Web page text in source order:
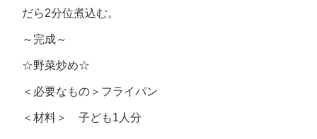
だら2分位煮込む。
～完成～
☆野菜炒め☆
＜必要なもの＞フライパン
＜材料＞ 子ども1人分